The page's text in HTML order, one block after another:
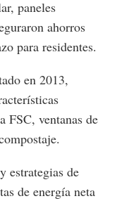
paneles
ahorros
para residentes.
en 2013,
FSC, ventanas de
estrategias de
de energía neta